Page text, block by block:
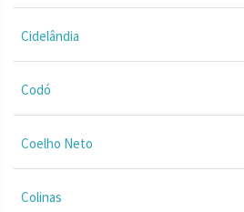
Cidelândia
Codó
Coelho Neto
Colinas